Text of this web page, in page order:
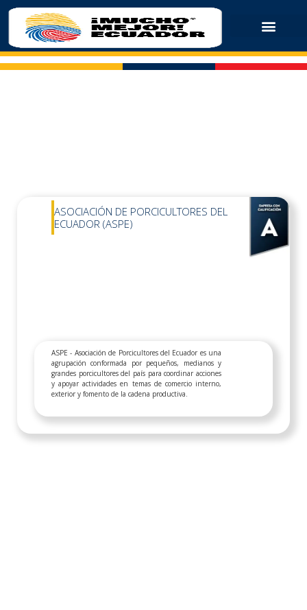
ASOCIACIÓN DE PORCICULTORES DEL
ECUADOR (ASPE)
ASPE - Asociación de Porcicultores del Ecuador es una
agrupación conformada por pequeños, medianos y
grandes porcicultores del país para coordinar acciones
y apoyar actividades en temas de comercio interno,
exterior y fomento de la cadena productiva.